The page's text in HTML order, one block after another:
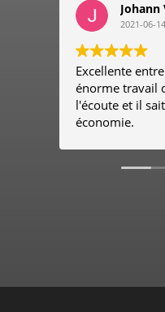
Johann
2021-06-14
Excellente
énorme travail
l'écoute et il
économie.